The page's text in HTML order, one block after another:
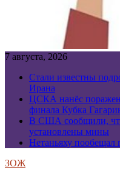
7 августа, 2026
Стали известны
Ирана
ЦСКА нанёс
финала Кубка
В США сообщили,
установлены мины
Нетаньяху
ЗОЖ